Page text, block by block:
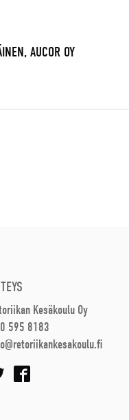
AUCOR OY
Kesäkoulu Oy
595 8183